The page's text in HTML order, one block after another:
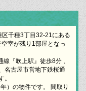
区千種3丁目32-21にある
室が残り1部屋となっ
『吹上駅』徒歩8分 、
名古屋市営地下鉄桜通
。
）の物件です。 間取り